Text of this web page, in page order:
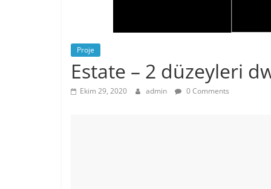
Proje
Estate – 2 düzeyleri
Ekim 29, 2020 admin 0 Comments